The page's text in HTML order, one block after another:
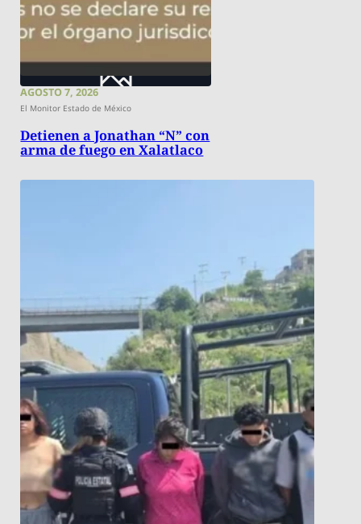
AGOSTO 7, 2026
El Monitor Estado de México
Detienen a Jonathan “N” con
arma de fuego en Xalatlaco